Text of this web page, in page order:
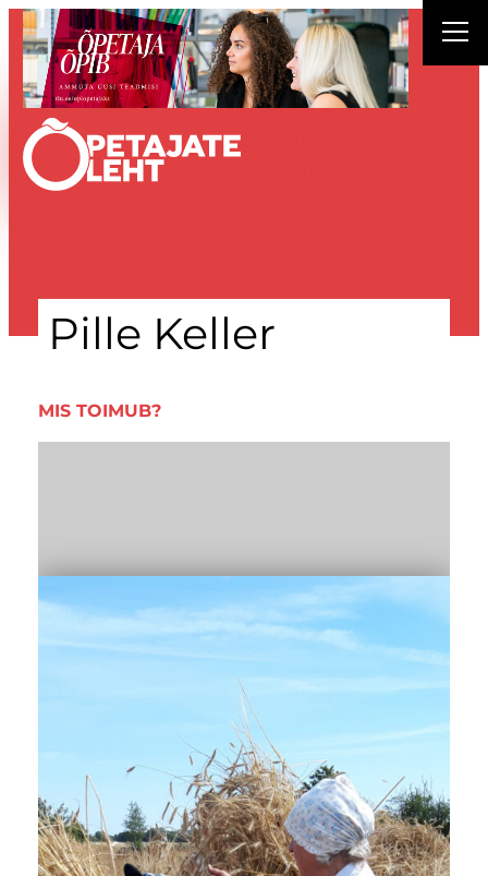
Liigu
sisu
juurde
Pille Keller
MIS TOIMUB?